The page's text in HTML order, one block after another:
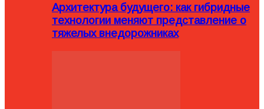
Архитектура будущего: как гибридные
технологии меняют представление о
тяжелых внедорожниках